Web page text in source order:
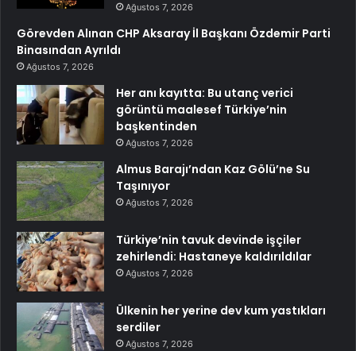
Ağustos 7, 2026
Görevden Alınan CHP Aksaray İl Başkanı Özdemir Parti
Binasından Ayrıldı
Ağustos 7, 2026
Her anı kayıtta: Bu utanç verici
görüntü maalesef Türkiye’nin
başkentinden
Ağustos 7, 2026
Almus Barajı’ndan Kaz Gölü’ne Su
Taşınıyor
Ağustos 7, 2026
Türkiye’nin tavuk devinde işçiler
zehirlendi: Hastaneye kaldırıldılar
Ağustos 7, 2026
Ülkenin her yerine dev kum yastıkları
serdiler
Ağustos 7, 2026